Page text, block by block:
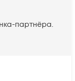
партнёра.